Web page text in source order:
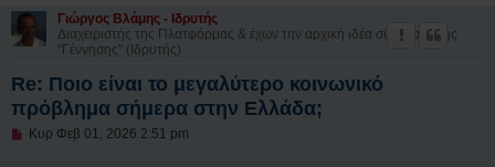
ν
η
ο
σ
ί
Γιώργος Βλάμης - Ιδρυτής
Διαχειριστής της Πλατφόρμας & έχων την αρχική ιδέα σύστασης της
"Γέννησης" (Ιδρυτής)
Re: Ποιο είναι το μεγαλύτερο κοινωνικό
πρόβλημα σήμερα στην Ελλάδα;
ΜΚυρ Φεβ 01, 2026 2:51 pm